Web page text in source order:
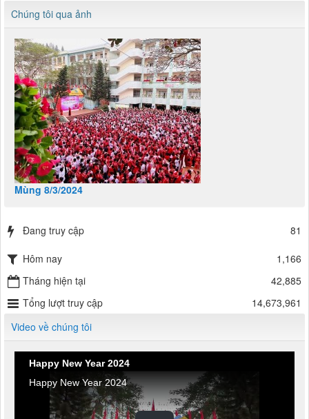
Chúng tôi qua ảnh
Mùng 8/3/2024
Đang truy cập 81
Hôm nay
1,166
Tháng hiện tại
42,885
Tổng lượt truy cập
14,673,961
Video về chúng tôi
Happy New Year 2024
Happy New Year 2024